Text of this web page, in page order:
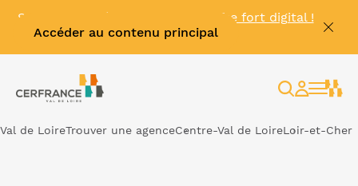
Accéder au contenu principal
Se connecter à
, le coffre fort digital !
🔓
Rechercher
Espace
Val de LoireTrouver une agenceCentre-Val de LoireLoir-et-Cher